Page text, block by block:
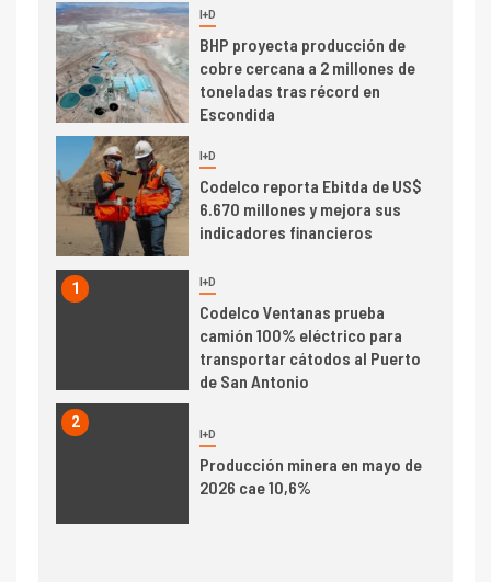
6 I+D
BHP proyecta producción de
cobre cercana a 2 millones de
toneladas tras récord en
Escondida
I+D
Codelco reporta Ebitda de US$
6.670 millones y mejora sus
indicadores financieros
1 I+D
Codelco Ventanas prueba
camión 100% eléctrico para
transportar cátodos al Puerto
de San Antonio
2
I+D
Producción minera en mayo de
2026 cae 10,6%